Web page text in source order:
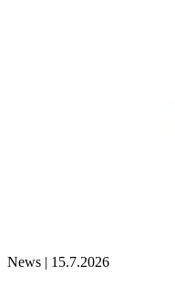
News | 15.7.2026